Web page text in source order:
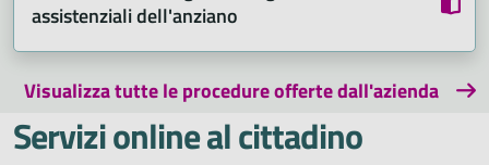
assistenziali dell'anziano
Visualizza tutte le procedure offerte dall'azienda
Servizi online al cittadino